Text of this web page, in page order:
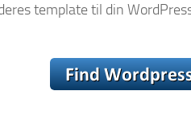
template til din